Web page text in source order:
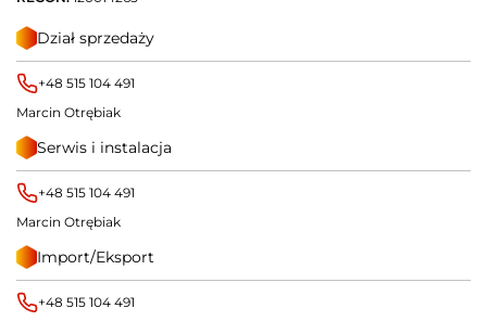
Dział sprzedaży
+48 515 104 491
Marcin Otrębiak
Serwis i instalacja
+48 515 104 491
Marcin Otrębiak
Import/Eksport
+48 515 104 491